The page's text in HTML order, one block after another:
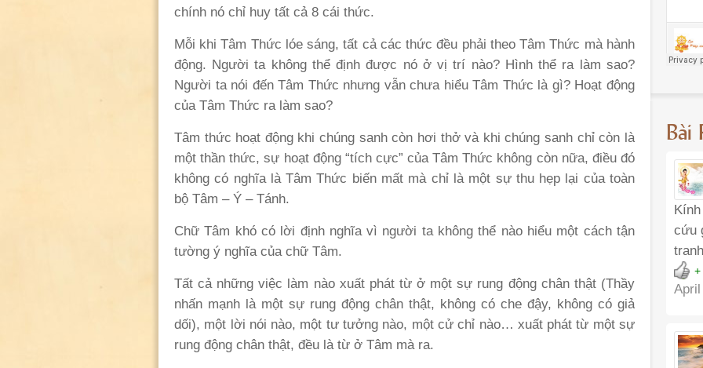
chính nó chỉ huy tất cả 8 cái thức.
Mỗi khi Tâm Thức lóe sáng, tất cả các thức đều phải theo Tâm Thức mà hành
động. Người ta không thể định được nó ở vị trí nào? Hình thể ra làm sao?
Người ta nói đến Tâm Thức nhưng vẫn chưa hiểu Tâm Thức là gì? Hoạt động
của Tâm Thức ra làm sao?
Tâm thức hoạt động khi chúng sanh còn hơi thở và khi chúng sanh chỉ còn là
một thần thức, sự hoạt động “tích cực” của Tâm Thức không còn nữa, điều đó
không có nghĩa là Tâm Thức biến mất mà chỉ là một sự thu hẹp lại của toàn
bộ Tâm – Ý – Tánh.
Chữ Tâm khó có lời định nghĩa vì người ta không thể nào hiểu một cách tận
tường ý nghĩa của chữ Tâm.
Tất cả những việc làm nào xuất phát từ ở một sự rung động chân thật (Thầy
nhấn mạnh là một sự rung động chân thật, không có che đậy, không có giả
dối), một lời nói nào, một tư tưởng nào, một cử chỉ nào… xuất phát từ một sự
rung động chân thật, đều là từ ở Tâm mà ra.
Bài
cứu
+